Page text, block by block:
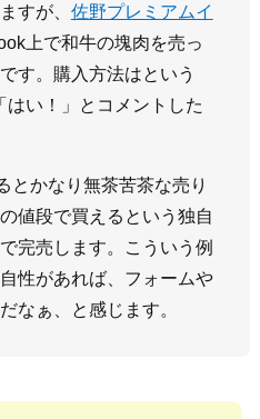
すが、 佐野プレミアムイ
上で和牛の塊肉を売っ
す。購入方法はという
い！」とコメントした
とかなり無茶苦茶な売り
値段で買えるという独自
完売します。こういう例
性があれば、フォームや
なぁ、と感じます。